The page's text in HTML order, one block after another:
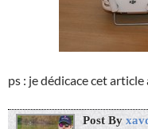
ps : je dédicace cet article
Post By